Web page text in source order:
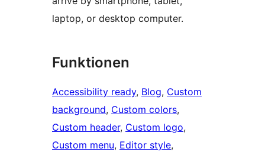
laptop, or desktop computer.
Funktionen
Accessibility ready, Blog, Custom
background, Custom colors
Custom header, Custom logo
Custom menu, Editor style